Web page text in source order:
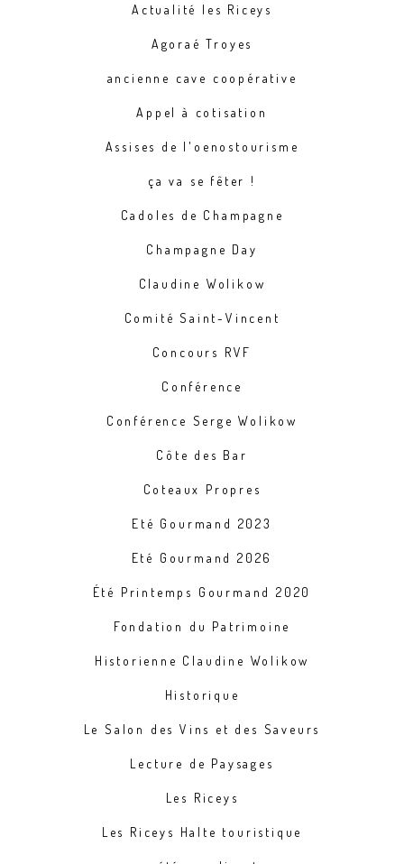
Actualité les Riceys
Agoraé Troyes
ancienne cave coopérative
Appel à cotisation
Assises de l'oenostourisme
ça va se fêter !
Cadoles de Champagne
Champagne Day
Claudine Wolikow
Comité Saint-Vincent
Concours RVF
Conférence
Conférence Serge Wolikow
Côte des Bar
Coteaux Propres
Eté Gourmand 2023
Eté Gourmand 2026
Été Printemps Gourmand 2020
Fondation du Patrimoine
Historienne Claudine Wolikow
Historique
Le Salon des Vins et des Saveurs
Lecture de Paysages
Les Riceys
Les Riceys Halte touristique